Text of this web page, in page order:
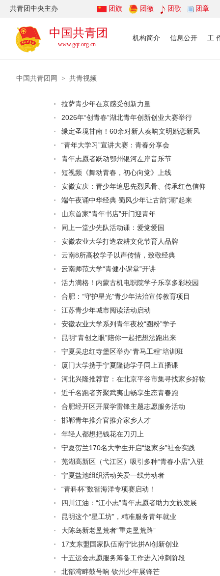
中国共青团网 > 共青视频
拉萨青少年在京感受创新力量
2026年“创青春”湖北青年创新创业大赛举行
缘定圣境甘南！60余对新人奏响文明婚恋新风
“青年大学习”宣讲大赛：青春分享会
青年志愿者跃动鄂州银河左岸音乐节
短视频《舞动青春，初心向党》上线
安徽安庆：青少年追思先烈风骨、传承红色信仰
端午夜诵中华经典 蜀风少年让古韵“潮”起来
山东首家“青年书店”开门迎青年
同上一堂少先队活动课：爱党爱国
安徽农业大学打造农耕文化节育人品牌
云南8所高校学子以声传情，致敬经典
云南师范大学“青健小课堂”开讲
活力满格！内蒙古机电职院学子乐享多彩校园
合肥：“守护星光”青少年法治宣传教育项目
江苏青少年城市阅读活动启动
安徽农业大学系列青年夜校“圈粉”学子
昆明“青创之眼”陪你一起把想法跑出来
宁夏吴忠红寺堡区举办“青马工程”培训班
厦门大学携手宁夏隆德学子同上直播课
河北兴隆推荐官：在北京平谷市集寻找家乡好物
近千名跑者齐聚武夷山畅享生态青春跑
合肥经开区开展学雷锋主题志愿服务活动
邯郸青年推介官推介家乡人才
年轻人都想把钱花在刀刃上
宁夏贺兰170名大学生开启“返家乡”社会实践
芜湖高新区（弋江区）吸引多种“青春小店”入驻
宁夏盐池组织活动关爱一线劳动者
“青科杯”数智海洋专项赛启动！
四川江油：“江小志”青年志愿者助力文旅发展
昆明这个“星工坊”，精准服务青年就业
大陈岛新老垦荒者“重走垦荒路”
17支东盟国家队伍南宁比拼AI创新创业
十五运会志愿服务筹备工作进入冲刺阶段
北部湾畔鼓号响 钦州少年展锋芒